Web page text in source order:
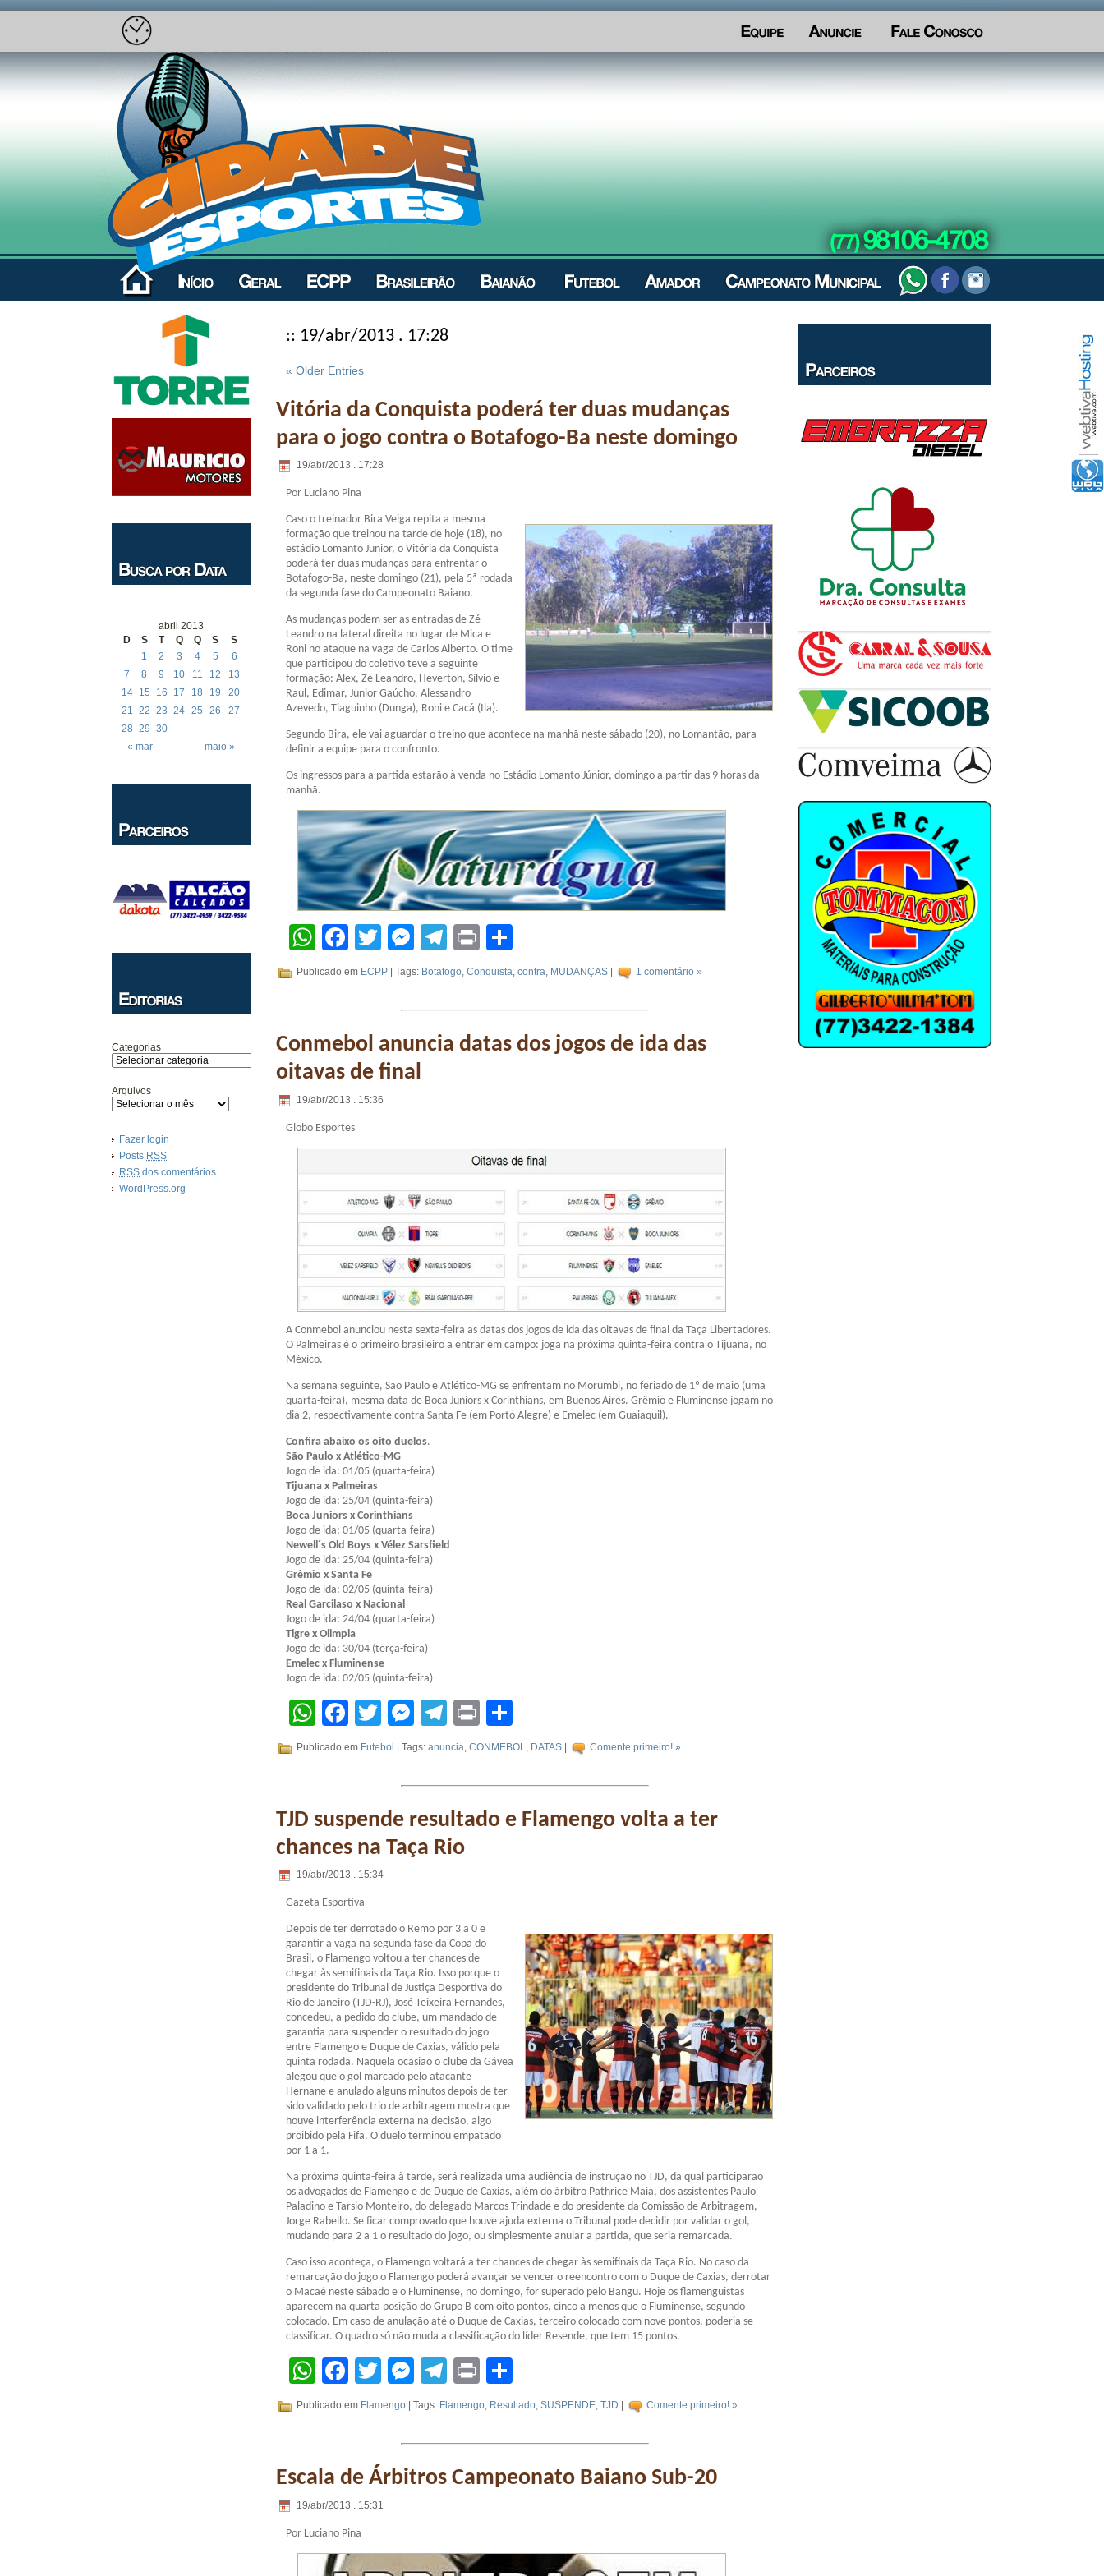
abril 2013
D
S T Q Q S S
« mar maio »
1 2 3 4 5
6
7
8 9 10 11 12
13
14
15 16 17 18 19
20
21 22 23 24 25 26
27
28 29 30
Categorias
Arquivos
Fazer login
Posts RSS
RSS dos comentários
WordPress.org
:: 19/abr/2013 . 17:28
« Older Entries
Vitória da Conquista poderá ter duas mudanças
para o jogo contra o Botafogo-Ba neste domingo
19/abr/2013 . 17:28
Por Luciano Pina
Caso o treinador Bira Veiga repita a mesma
formação que treinou na tarde de hoje (18), no
estádio Lomanto Junior, o Vitória da Conquista
poderá ter duas mudanças para enfrentar o
Botafogo-Ba, neste domingo (21), pela 5ª rodada
da segunda fase do Campeonato Baiano.
As mudanças podem ser as entradas de Zé
Leandro na lateral direita no lugar de Mica e
Roni no ataque na vaga de Carlos Alberto. O time
que participou do coletivo teve a seguinte
formação: Alex, Zé Leandro, Heverton, Sílvio e
Raul, Edimar, Junior Gaúcho, Alessandro
Azevedo, Tiaguinho (Dunga), Roni e Cacá (Ila).
Segundo Bira, ele vai aguardar o treino que acontece na manhã neste sábado (20), no Lomantão, para
definir a equipe para o confronto.
Os ingressos para a partida estarão à venda no Estádio Lomanto Júnior, domingo a partir das 9 horas da
manhã.
WhatsApp
Facebook
TwitterMessenger
Telegram
Print
Publicado em ECPP | Tags: Botafogo, Conquista, contra, MUDANÇAS 1 comentário »
Conmebol anuncia datas dos jogos de ida das
oitavas de final
19/abr/2013 . 15:36
Globo Esportes
A Conmebol anunciou nesta sexta-feira as datas dos jogos de ida das oitavas de final da Taça Libertadores.
O Palmeiras é o primeiro brasileiro a entrar em campo: joga na próxima quinta-feira contra o Tijuana, no
México.
Na semana seguinte, São Paulo e Atlético-MG se enfrentam no Morumbi, no feriado de 1º de maio (uma
quarta-feira), mesma data de Boca Juniors x Corinthians, em Buenos Aires. Grêmio e Fluminense jogam no
dia 2, respectivamente contra Santa Fe (em Porto Alegre) e Emelec (em Guaiaquil).
Confira abaixo os oito duelos.
São Paulo x Atlético-MG
Jogo de ida: 01/05 (quarta-feira)
Tijuana x Palmeiras
Jogo de ida: 25/04 (quinta-feira)
Boca Juniors x Corinthians
Jogo de ida: 01/05 (quarta-feira)
Newell´s Old Boys x Vélez Sarsfield
Jogo de ida: 25/04 (quinta-feira)
Grêmio x Santa Fe
Jogo de ida: 02/05 (quinta-feira)
Real Garcilaso x Nacional
Jogo de ida: 24/04 (quarta-feira)
Tigre x Olimpia
Jogo de ida: 30/04 (terça-feira)
Emelec x Fluminense
Jogo de ida: 02/05 (quinta-feira)
WhatsApp
Facebook
TwitterMessenger
Telegram
Print
Publicado em Futebol | Tags: anuncia, CONMEBOL, DATAS | Comente primeiro! »
TJD suspende resultado e Flamengo volta a ter
chances na Taça Rio
19/abr/2013 . 15:34
Gazeta Esportiva
Depois de ter derrotado o Remo por 3 a 0 e
garantir a vaga na segunda fase da Copa do
Brasil, o Flamengo voltou a ter chances de
chegar às semifinais da Taça Rio. Isso porque o
presidente do Tribunal de Justiça Desportiva do
Rio de Janeiro (TJD-RJ), José Teixeira Fernandes,
concedeu, a pedido do clube, um mandado de
garantia para suspender o resultado do jogo
entre Flamengo e Duque de Caxias, válido pela
quinta rodada. Naquela ocasião o clube da Gávea
alegou que o gol marcado pelo atacante
Hernane e anulado alguns minutos depois de ter
sido validado pelo trio de arbitragem mostra que
houve interferência externa na decisão, algo
proibido pela Fifa. O duelo terminou empatado
por 1 a 1.
Na próxima quinta-feira à tarde, será realizada uma audiência de instrução no TJD, da qual participarão
os advogados de Flamengo e de Duque de Caxias, além do árbitro Pathrice Maia, dos assistentes Paulo
Paladino e Tarsio Monteiro, do delegado Marcos Trindade e do presidente da Comissão de Arbitragem,
Jorge Rabello. Se ficar comprovado que houve ajuda externa o Tribunal pode decidir por validar o gol,
mudando para 2 a 1 o resultado do jogo, ou simplesmente anular a partida, que seria remarcada.
Caso isso aconteça, o Flamengo voltará a ter chances de chegar às semifinais da Taça Rio. No caso da
remarcação do jogo o Flamengo poderá avançar se vencer o reencontro com o Duque de Caxias, derrotar
o Macaé neste sábado e o Fluminense, no domingo, for superado pelo Bangu. Hoje os flamenguistas
aparecem na quarta posição do Grupo B com oito pontos, cinco a menos que o Fluminense, segundo
colocado. Em caso de anulação até o Duque de Caxias, terceiro colocado com nove pontos, poderia se
classificar. O quadro só não muda a classificação do líder Resende, que tem 15 pontos.
WhatsApp
Facebook
TwitterMessenger
Telegram
Print
Publicado em Flamengo | Tags: Flamengo, Resultado, SUSPENDE, TJD Comente primeiro! »
Escala de Árbitros Campeonato Baiano Sub-20
19/abr/2013 . 15:31
Por Luciano Pina